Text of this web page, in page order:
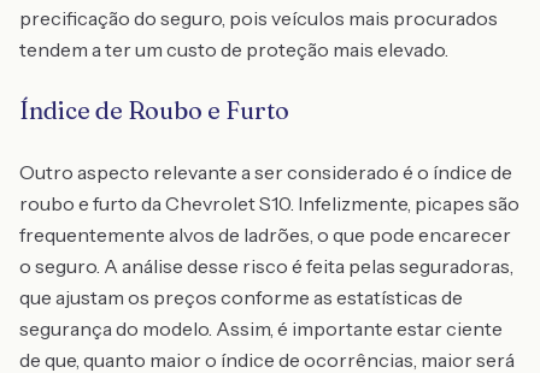
precificação do seguro, pois veículos mais procurados
tendem a ter um custo de proteção mais elevado.
Índice de Roubo e Furto
Outro aspecto relevante a ser considerado é o índice de
roubo e furto da Chevrolet S10. Infelizmente, picapes são
frequentemente alvos de ladrões, o que pode encarecer
o seguro. A análise desse risco é feita pelas seguradoras,
que ajustam os preços conforme as estatísticas de
segurança do modelo. Assim, é importante estar ciente
de que, quanto maior o índice de ocorrências, maior será